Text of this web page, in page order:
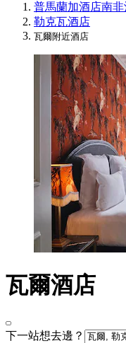
普馬蘭加酒店南
勒克瓦酒店
瓦爾附近酒店
瓦爾酒店
下一站想去邊？